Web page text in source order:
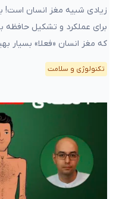
زیادی شبیه مغز انسان
برای عملکرد و تشکیل حافظه
که مغز انسان «فعلا» بسیار
تکنولوژی و سلامت